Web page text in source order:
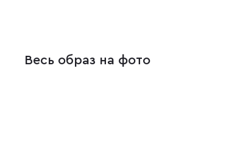
Весь образ на фото